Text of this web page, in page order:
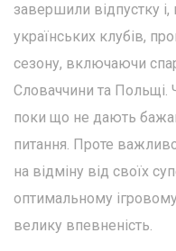
завершили відпустку і,
українських клубів,
сезону, включаючи
Словаччини та Польщі.
поки що не дають
питання. Проте
на відміну від своїх
оптимальному
велику впевненість.